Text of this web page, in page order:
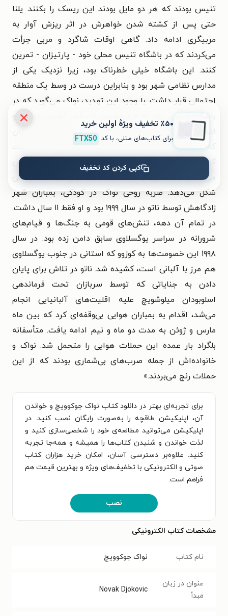
تنیس بودند که هر دو مایل بودند این ریسک را بکنند. یلنا
حتی پس از کشته شدن خواهرش در اثر ریزش آوار به
مربیگری ادامه داد. گاهی اوقات شاگرد و مربی جرأت
می‌کردند که در باشگاه تنیس محلی خود - پارتیزان - تمرین
کنند. این باشگاه خیلی خطرناک بود، زیرا نزدیک یکی از
مدارس نظامی شهر بود و بنابراین درست در وسط یک منطقه
احتمالی قرار داشت. با وجود این تهدید، نواک می‌گوید که در
باشگاه تنیس خود به طرز عجیبی احساس امنیت می‌کرد و
اغلب، ساعت‌ها تمرین می‌کرد. او حتی در مسابقات کودکان
که در روزهای آرام‌تر حملات بمباران برگزار می‌شد، شرکت
کرد. آسیب‌های دوران کودکی شخصیت یک فرد را مشخص
می‌کند و جنبه‌هایی از شخصیت را به خوبی در ادامه زندگی
شکل می‌دهد. ضربه روحی نواک در کودکی، بمباران شهر
زادگاهش توسط ناتو در سال ۱۹۹۹ بود و او فقط ۱۱ سال داشت.
در تمام آن دهه، تنش‌های قومی به جنگ‌ها و قیام‌های
شرورانه در سراسر یوگسلاوی سابق دامن زده بود. در سال
۱۹۹۸ این خصومت‌ها به کوزوو که استانی در جنوب یوگسلاوی
هم مرز با آلبانی است، کشیده شد. ناتو در تلاش برای پایان
دادن به جنایاتی که توسط سربازان تحت فرماندهی
اسلوبودان میلوشویچ علیه اقلیت‌های آلبانیایی انجام
می‌شد، اقدام به بمباران هوایی بی‌وقفه‌ای کرد که بین ماه
مارس و ژوئن به مدت دو ماه و نیم ادامه یافت. متأسفانه
بلگراد بار عمده این حملات هوایی را متحمل شد. نواک و
خانواده‌اش از جمله صرب‌های بی‌شماری بودند که از این
حملات رنج می‌بردند.»
برای تجربه‌ای بهتر در دانلود کتاب نواک جوکوویچ و خواندن
آن، اپلیکیشن طاقچه را به‌صورت رایگان نصب کنید. در
اپلیکیشن می‌توانید مطالعه‌ی خود را شخصی‌سازی کنید و
لذت خواندن و شنیدن کتاب‌ها را همیشه و همه‌جا تجربه
کنید. علاوه‌بر دسترسی آسان، امکان خرید هزاران کتاب
صوتی و الکترونیکی با تخفیف‌های ویژه و بهترین قیمت هم
فراهم است.
نصب
مشخصات کتاب الکترونیکی
نام کتاب نواک جوکوویچ
عنوان در زبان
مبدأ
Novak Djokovic
٪۵۰ تخفیف ویژۀ اولین خرید
برای کتاب‌های متنی، با کد FTX50
کپی کردن کد تخفیف